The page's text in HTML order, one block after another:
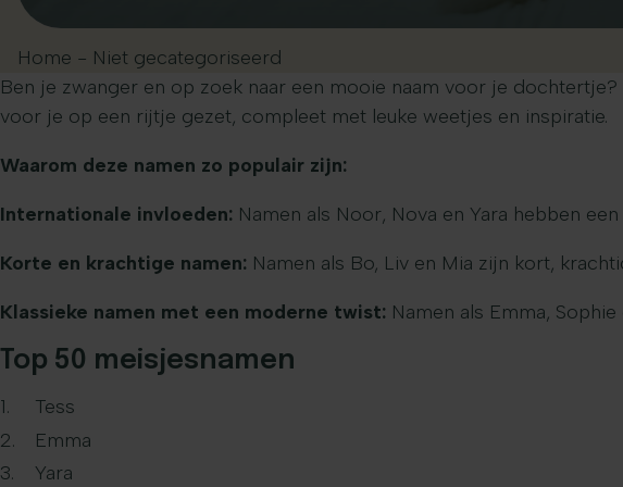
Home - Niet gecategoriseerd
Ben je zwanger en op zoek naar een mooie naam voor je
voor je op een rijtje gezet, compleet met leuke weetjes en inspiratie.
Waarom deze namen zo populair zijn:
Internationale invloeden: Namen als Noor, Nova en Yara hebben
Korte en krachtige namen: Namen als Bo, Liv en Mia zijn kort,
Klassieke namen met een moderne twist: Namen als Emma,
Top 50 meisjesnamen
Tess
Emma
Yara